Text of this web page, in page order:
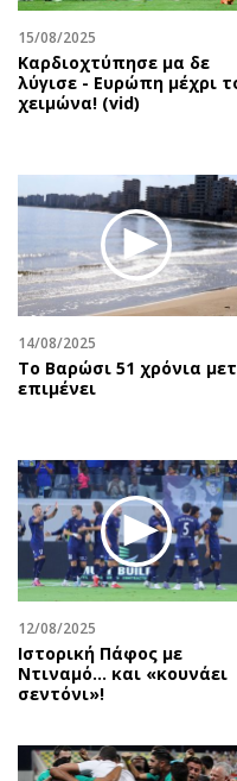
Money Review
AstroBank Properties
Trends
Ενέργεια
Κόσμος
Παράξενα
Πολιτισμός
Σινεμά
Θέατρο-Χορός
Εικαστικά
Βιβλίο
Χειρόγραφα
15/08/2025
Καρδιοχτύπησε μα δε
λύγισε - Ευρώπη μέχρι
χειμώνα! (vid)
14/08/2025
Το Βαρώσι 51 χρόνια
επιμένει
12/08/2025
Ιστορική Πάφος με
Ντιναμό… και «κουνάει
σεντόνι»!